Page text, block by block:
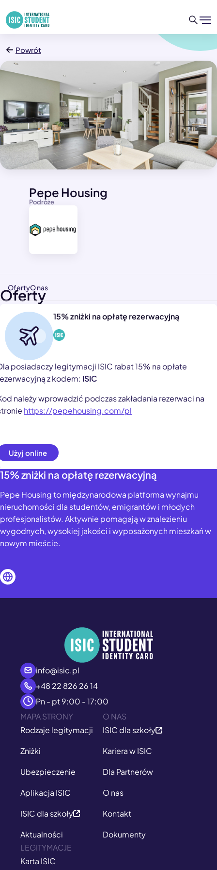
Powrót
Podróże
Pepe Housing
OfertyO nas
Oferty
15% zniżki na opłatę rezerwacyjną
posiadaczy legitymacji ISIC rabat 15% na opłate
z kodem: ISIC
należy wprowadzić podczas zakładania rezerwaci na
https://pepehousing.com/pl
Użyj online
15% zniżki na opłatę rezerwacyjną
Pepe Housing to międzynarodowa platforma wynajmu
nieruchomości dla studentów, emigrantów i młodych
profesjonalistów. Aktywnie pomagają w znalezieniu
wygodnych, wysokiej jakości i wyposażonych mieszkań w
nowym mieście.
info@isic.pl
+48 22 826 26 14
Pn - pt 9:00 - 17:00
MAPA STRONY
Rodzaje legitymacji
Zniżki
Ubezpieczenie
Aplikacja ISIC
ISIC dla szkoły
Aktualności
O NAS
ISIC dla szkoły
Kariera w ISIC
Dla Partnerów
O nas
Kontakt
Dokumenty
LEGITYMACJE
Karta ISIC